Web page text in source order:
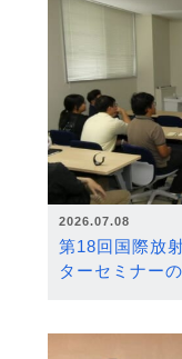
2026.07.08
第18回国際放
ターセミナー